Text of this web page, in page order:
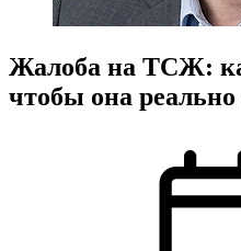
Жалоба на ТСЖ:
чтобы она реально